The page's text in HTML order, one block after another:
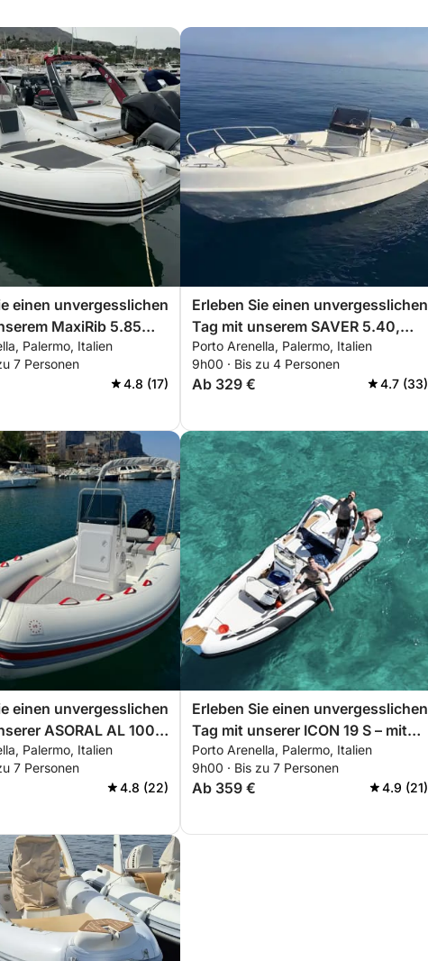
einem professionellen Skipper.
verfügen, wenn sie das Boot ohne
Hostess buchen, die Sie während Ihrer
Kaffee. Genießen Sie kostenlose
und Bier für ein rundum gelungenes
im Umkreis von 10 km.
um Palermo. Hier einige Highlights im
Wasser und die lebhafte
Schnorcheln und für atemberaubende
einen unvergesslichen
MaxiRib 5.85
mit allem,
einen perfekten Tag
benötigen!
Palermo, Italien
7 Personen
4.8 (17)
Erleben Sie einen unvergesslichen
Tag mit unserem SAVER 5.40,
ausgestattet mit allem, was Sie
für einen perfekten Tag auf dem
Boot benötigen!
Porto Arenella, Palermo, Italien
9h00 · Bis zu 4 Personen
Ab 329 € 4.7 (33)
einen unvergesslichen
ASORAL AL 100 –
Sie für einen
Palermo, Italien
7 Personen
4.8 (22)
Erleben Sie einen unvergesslichen
Tag mit unserer ICON 19 S – mit
allem, was Sie für einen perfekten
Bootsausflug benötigen!
Porto Arenella, Palermo, Italien
9h00 · Bis zu 7 Personen
Ab 359 € 4.9 (21)